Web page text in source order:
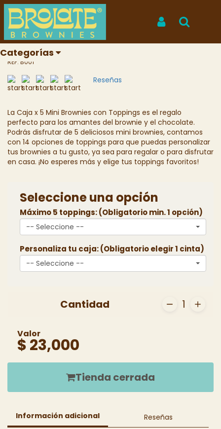
Categorías
Inicio
Productos
Caja x 5 Mini Brownies con Toppings a elección
Caja x 5 Mini Brownies con
Toppings a elección
REF: B001
Reseñas
La Caja x 5 Mini Brownies con Toppings es el regalo
perfecto para los amantes del brownie y el chocolate.
Podrás disfrutar de 5 deliciosos mini brownies, contamos
con 14 opciones de toppings para que puedas personalizar
tus brownies a tu gusto, ya sea para regalar o para disfrutar
en casa. ¡No esperes más y elige tus toppings favoritos!
Seleccione una opción
Máximo 5 toppings: (Obligatorio min. 1 opción)
-- Seleccione --
Personaliza tu caja: (Obligatorio elegir 1 cinta)
-- Seleccione --
Cantidad 1
Valor
$ 23,000
Tienda cerrada
Información adicional Reseñas